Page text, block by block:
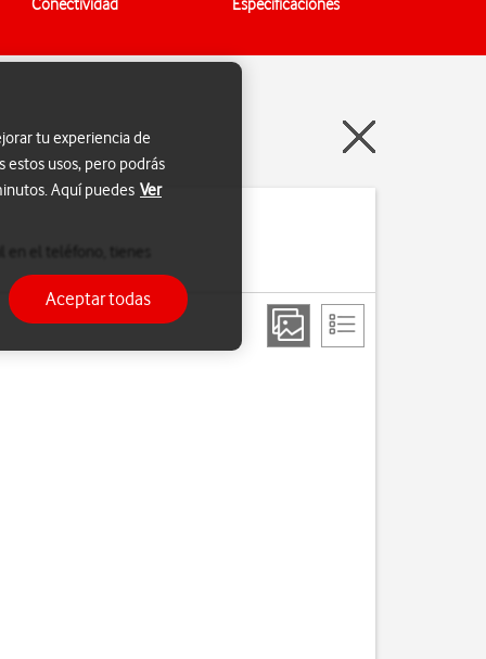
Conectividad Especificaciones
tu experiencia de
estos usos, pero podrás
Aquí puedes Ver
Aceptar todas